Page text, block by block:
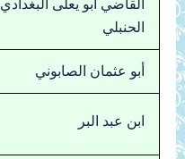
القاضي أبو يعلى البغدادي
الحنبلي
أبو عثمان الصابوني
ابن عبد البر